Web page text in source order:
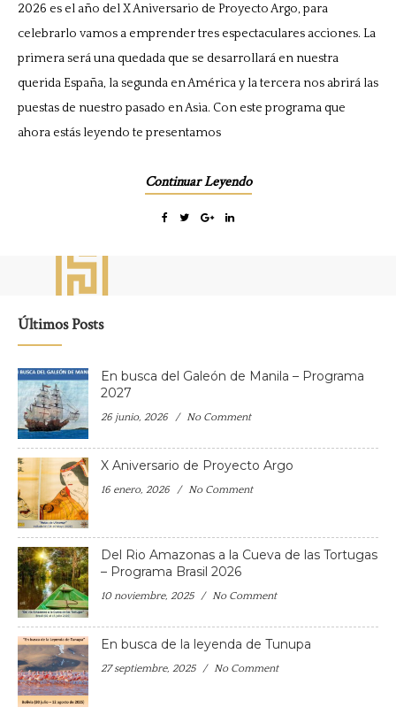
2026 es el año del X Aniversario de Proyecto Argo, para
celebrarlo vamos a emprender tres espectaculares acciones. La
primera será una quedada que se desarrollará en nuestra
querida España, la segunda en América y la tercera nos abrirá las
puestas de nuestro pasado en Asia. Con este programa que
ahora estás leyendo te presentamos
Continuar Leyendo
Últimos Posts
En busca del Galeón de Manila – Programa
2027
26 junio, 2026 No Comment
X Aniversario de Proyecto Argo
16 enero, 2026 No Comment
Del Rio Amazonas a la Cueva de las Tortugas
– Programa Brasil 2026
10 noviembre, 2025 No Comment
En busca de la leyenda de Tunupa
27 septiembre, 2025 No Comment